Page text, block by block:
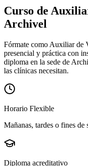
Curso de
Archivel
Fórmate como Auxiliar de
presencial y práctica con
diploma en la sede de
las clínicas necesitan.
Horario Flexible
Mañanas, tardes o fines de
Diploma acreditativo